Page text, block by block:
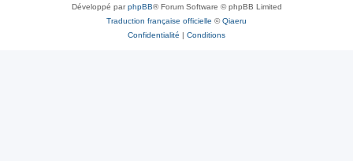
Développé parphpBB® Forum Software © phpBB Limited
Traduction française officielle ©Qiaeru
Confidentialité | Conditions